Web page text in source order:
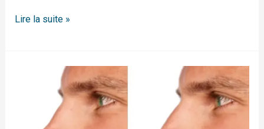
Lire la suite »
rhinoplastie